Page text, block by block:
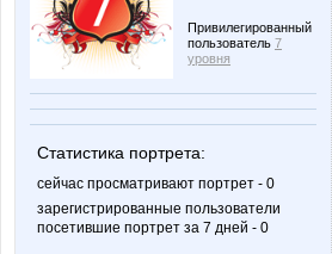
Привилегированный
пользователь 7
уровня
Статистика портрета:
сейчас просматривают портрет - 0
зарегистрированные пользователи
посетившие портрет за 7 дней - 0